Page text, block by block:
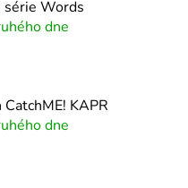
série Words
dne
KAPR
dne